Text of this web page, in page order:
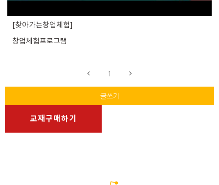
찾아가는창업체험
창업체험프로그램
1
글쓰기
교재구매하기